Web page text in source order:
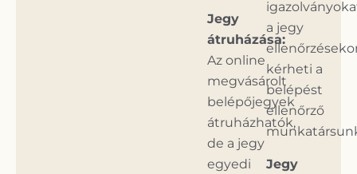
Jegy
átruházása:
Az online
megvásárolt
belépőjegyek
átruházhatók,
de a jegy
egyedi
a jegy
kérheti a
belépést
ellenőrző
Jegy